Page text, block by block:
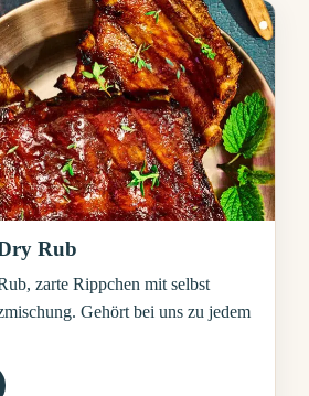
Rub
zarte Rippchen mit selbst
Gehört bei uns zu jedem